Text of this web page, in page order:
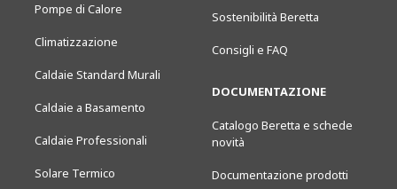
Pompe di Calore
Climatizzazione
Caldaie Standard Murali
Caldaie a Basamento
Caldaie Professionali
Solare Termico
Sostenibilità Beretta
Consigli e FAQ
DOCUMENTAZIONE
Catalogo Beretta e schede
novità
Documentazione prodotti